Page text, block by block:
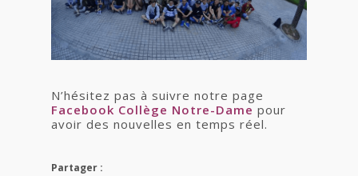
N’hésitez pas à suivre notre page
Facebook Collège Notre-Dame pour
avoir des nouvelles en temps réel.
Partager :